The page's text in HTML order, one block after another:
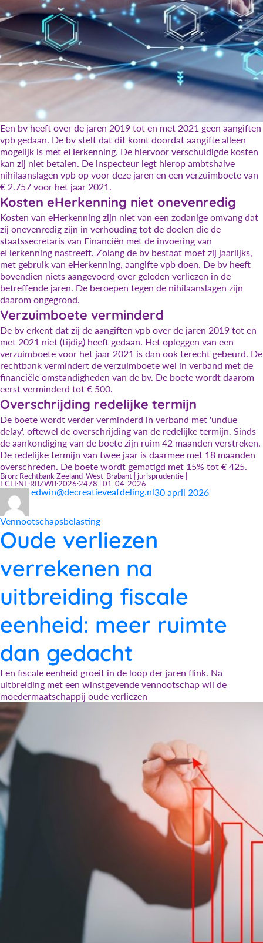
Een bv heeft over de jaren 2019 tot en met 2021 geen aangiften
vpb gedaan. De bv stelt dat dit komt doordat aangifte alleen
mogelijk is met eHerkenning. De hiervoor verschuldigde kosten
kan zij niet betalen. De inspecteur legt hierop ambtshalve
nihilaanslagen vpb op voor deze jaren en een verzuimboete van
€ 2.757 voor het jaar 2021.
Kosten eHerkenning niet onevenredig
Kosten van eHerkenning zijn niet van een zodanige omvang dat
zij onevenredig zijn in verhouding tot de doelen die de
staatssecretaris van Financiën met de invoering van
eHerkenning nastreeft. Zolang de bv bestaat moet zij jaarlijks,
met gebruik van eHerkenning, aangifte vpb doen. De bv heeft
bovendien niets aangevoerd over geleden verliezen in de
betreffende jaren. De beroepen tegen de nihilaanslagen zijn
daarom ongegrond.
Verzuimboete verminderd
De bv erkent dat zij de aangiften vpb over de jaren 2019 tot en
met 2021 niet (tijdig) heeft gedaan. Het opleggen van een
verzuimboete voor het jaar 2021 is dan ook terecht gebeurd. De
rechtbank vermindert de verzuimboete wel in verband met de
financiële omstandigheden van de bv. De boete wordt daarom
eerst verminderd tot € 500.
Overschrijding redelijke termijn
De boete wordt verder verminderd in verband met 'undue
delay', oftewel de overschrijding van de redelijke termijn. Sinds
de aankondiging van de boete zijn ruim 42 maanden verstreken.
De redelijke termijn van twee jaar is daarmee met 18 maanden
overschreden. De boete wordt gematigd met 15% tot € 425.
Bron: Rechtbank Zeeland-West-Brabant | jurisprudentie |
ECLI:NL:RBZWB:2026:2478 | 01-04-2026
Auteur
edwin@decreatieveafdeling.nlGeplaatst
30 april 2026Categorieën
Vennootschapsbelasting
Oude verliezen
verrekenen na
uitbreiding fiscale
eenheid: meer ruimte
dan gedacht
Een fiscale eenheid groeit in de loop der jaren flink. Na
uitbreiding met een winstgevende vennootschap wil de
moedermaatschappij oude verliezen